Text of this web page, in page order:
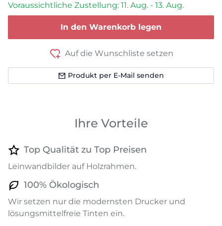
Voraussichtliche Zustellung: 11. Aug. - 13. Aug.
In den Warenkorb legen
Auf die Wunschliste setzen
Produkt per E-Mail senden
Ihre Vorteile
Top Qualität zu Top Preisen
Leinwandbilder auf Holzrahmen.
100% Ökologisch
Wir setzen nur die modernsten Drucker und
lösungsmittelfreie Tinten ein.